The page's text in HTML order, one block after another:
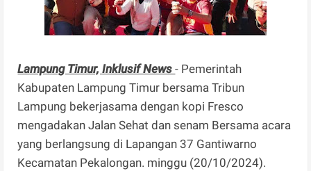
Lampung Timur, Inklusif News- Pemerintah
Kabupaten Lampung Timur bersama Tribun
Lampung bekerjasama dengan kopi Fresco
mengadakan Jalan Sehat dan senam Bersama acara
yang berlangsung di Lapangan 37 Gantiwarno
Kecamatan Pekalongan. minggu (20/10/2024).